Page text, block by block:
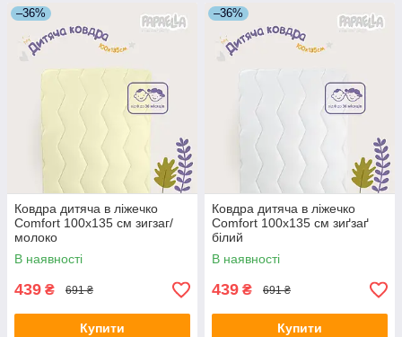
–36%
Ковдра дитяча в ліжечко
Comfort 100х135 см зигзаг/
молоко
В наявності
439 ₴ 691 ₴
Купити
–36%
Ковдра дитяча в ліжечко
Comfort 100х135 см зиґзаґ
білий
В наявності
439 ₴ 691 ₴
Купити